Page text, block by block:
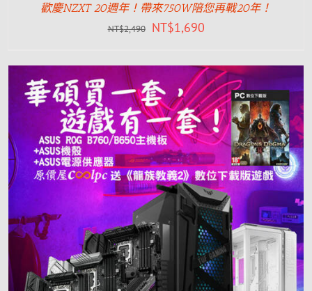
歡慶NZXT 20週年！帶來750W陪您再戰20年！
NT$2,490 NT$1,690